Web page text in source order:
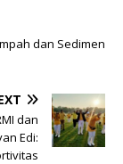
dan Sedimen
dan
Edi: